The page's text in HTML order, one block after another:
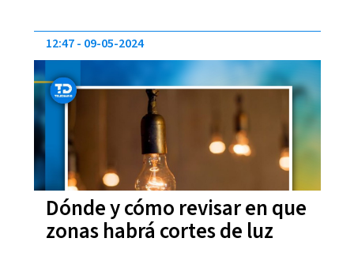
Dónde y cómo revisar en que
zonas habrá cortes de luz
12:47 09-05-2024